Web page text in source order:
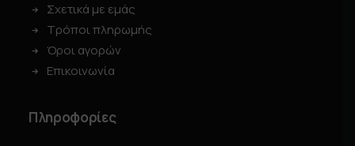
Σχετικά με εμάς
Τρόποι πληρωμής
Όροι αγορών
Επικοινωνία
Πληροφορίες